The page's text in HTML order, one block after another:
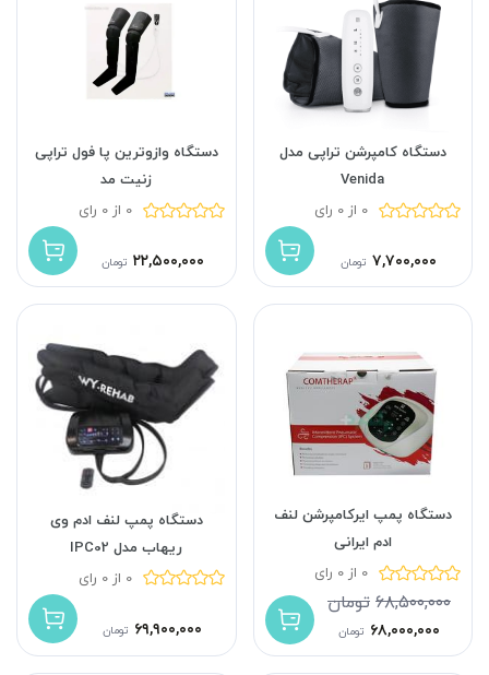
دستگاه کامپرشن تراپی مدل
Venida
0 از 0 رای
۷,۷۰۰,۰۰۰ تومان
دستگاه وازوترین پا فول تراپی
زنیت مد
0 از 0 رای
۲۲,۵۰۰,۰۰۰ تومان
دستگاه پمپ ایرکامپرشن لنف
ادم ایرانی
0 از 0 رای
۶۸,۵۰۰,۰۰۰تومان
۶۸,۰۰۰,۰۰۰ تومان
دستگاه پمپ لنف ادم وی
ریهاب مدل IPC02
0 از 0 رای
۶۹,۹۰۰,۰۰۰ تومان